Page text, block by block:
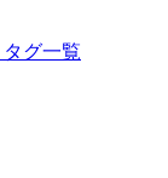
タグ一覧